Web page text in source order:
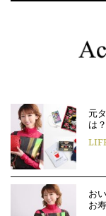
元
は
お
お